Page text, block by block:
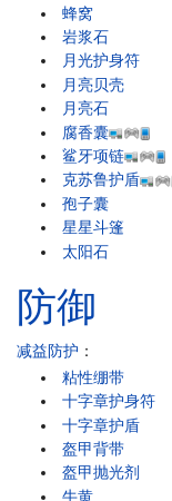
蜂窝
岩浆石
月光护身符
月亮贝壳
月亮石
腐香囊
鲨牙项链
克苏鲁护盾
孢子囊
星星斗篷
太阳石
防御
减益防护 ：
粘性绷带
十字章护身符
十字章护盾
盔甲背带
盔甲抛光剂
牛黄